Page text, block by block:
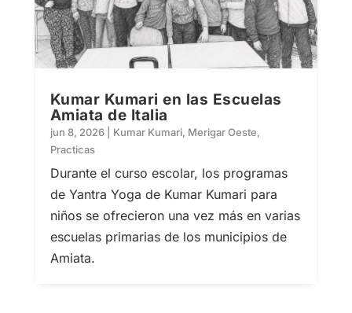
Kumar Kumari en las Escuelas
Amiata de Italia
jun 8, 2026| Kumar Kumari, Merigar Oeste,
Practicas
Durante el curso escolar, los programas
de Yantra Yoga de Kumar Kumari para
niños se ofrecieron una vez más en varias
escuelas primarias de los municipios de
Amiata.